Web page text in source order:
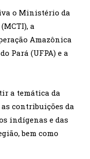
o Ministério da
a
Amazônica
Pará (UFPA) e a
a temática da
contribuições da
indígenas e das
bem como